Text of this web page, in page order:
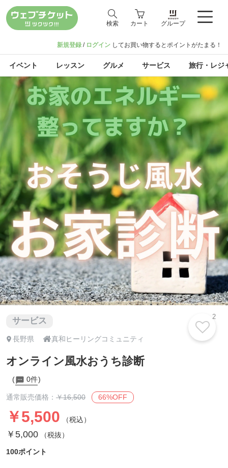
検索 カート グループ
新規登録 / ログイン してお買い物するとポイントがたまる！
イベント レッスン グルメ サービス 旅行・レジ
サービス
長野県 真和ヒーリングコミュニティ
オンライン風水おうち診断
0件
通常販売価格： ￥16,500 66%OFF
￥5,500 （税込）
￥5,000（税抜）
100ポイント
2